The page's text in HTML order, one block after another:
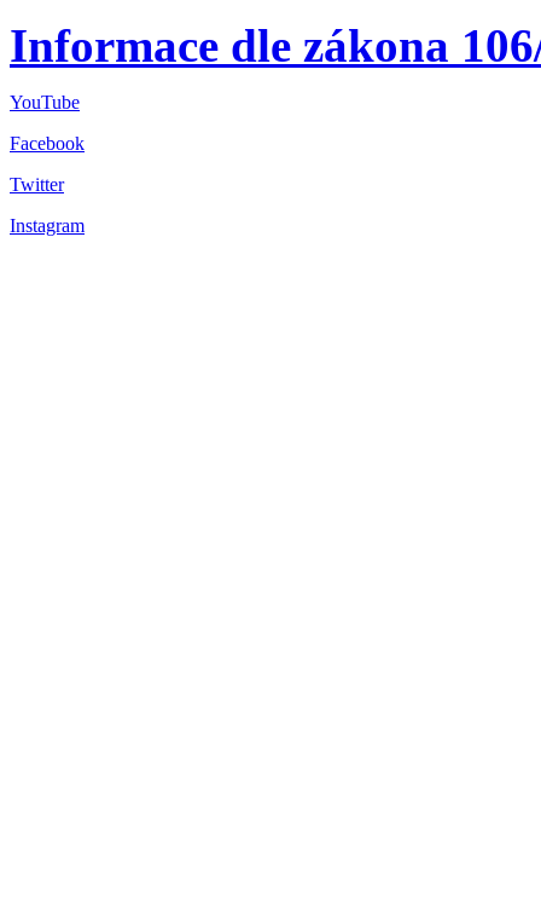
Informace dle zákona
YouTube
Facebook
Twitter
Instagram